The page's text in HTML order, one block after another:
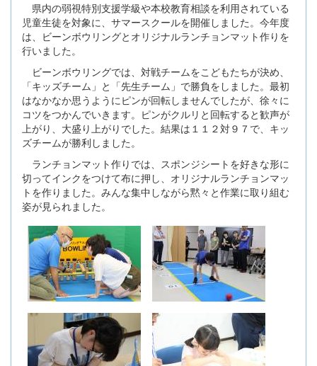
県内の弱視特別支援学級や本校教育相談を利用されている
児童生徒を対象に、サマースクールを開催しました。今年度
は、ビーンボウリングとオリジナルランチョンマット作りを
行いました。
ビーンボウリングでは、対戦チームをこどもたちが決め、
「キッズチーム」と「先生チーム」で勝負をしました。最初
はなかなか思うようにピンが回転しませんでしたが、徐々に
コツをつかんでいきます。ピンがクルリと回転すると歓声が
上がり、大盛り上がりでした。結果は１１２対９７で、キッ
ズチームが勝利しました。
ランチョンマット作りでは、スポンジシートを好きな形に
切ってインクをつけて布に押し、オリジナルランチョンマッ
トを作りました。みんな集中しながら黙々と作業に取り組む
姿が見られました。